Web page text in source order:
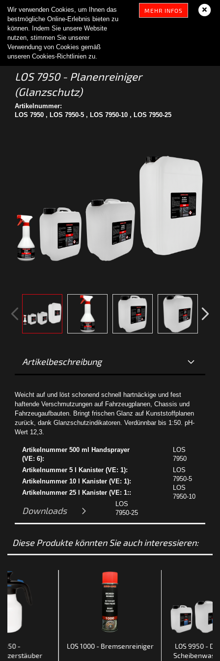
Wir verwenden Cookies, um Ihnen das
bestmögliche Online-Erlebnis bieten zu
können. Indem Sie unsere Website
nutzen, stimmen Sie unserer
Verwendung von Cookies gemäß
unseren Cookies-Richtlinien zu.
MEHR INFOS
LOS 7950 - Planenreiniger
(Glanzschutz)
Artikelnummer:
LOS 7950 , LOS 7950-5 , LOS 7950-10 , LOS 7950-25
Artikelbeschreibung
Weicht auf und löst schonend schnell hartnäckige und fest
haftende Verschmutzungen auf Fahrzeugplanen, Chassis und
Fahrzeugaufbauten. Bringt frischen Glanz auf Kunststoffplanen
zurück, dank Glanzschutzindikatoren. Verdünnbar bis 1:50. pH-
Wert 12,3.
Artikelnummer 500 ml Handsprayer
(VE: 6):
LOS
7950
Artikelnummer 5 l Kanister (VE: 1):
LOS
7950-5
Artikelnummer 10 l Kanister (VE: 1):
LOS
7950-10
Artikelnummer 25 l Kanister (VE: 1::
LOS
7950-25
Downloads
Diese Produkte könnten Sie auch interessieren:
850 -
LOS 1000 - Bremsenreiniger
LOS 9950 -